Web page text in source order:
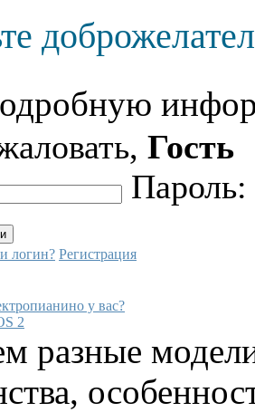
Гость
Пароль:
логин? Регистрация
у вас?
2
разные